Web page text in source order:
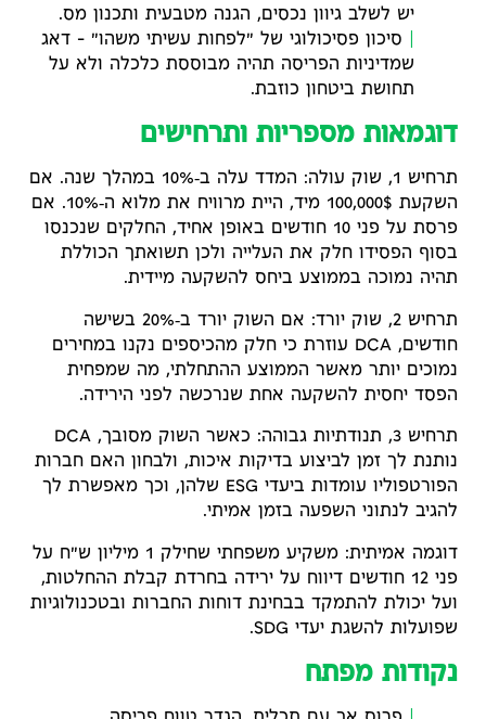
יש לשלב גיוון נכסים, הגנה מטבעית ותכנון מס.
סיכון פסיכולוגי של "לפחות עשיתי משהו" – דאג
שמדיניות הפריסה תהיה מבוססת כלכלה ולא על
תחושת ביטחון כוזבת.
דוגמאות מספריות ותרחישים
תרחיש 1, שוק עולה: המדד עלה ב‑10% במהלך שנה. אם
השקעת 100,000$ מיד, היית מרוויח את מלוא ה‑10%. אם
פרסת על פני 10 חודשים באופן אחיד, החלקים שנכנסו
בסוף הפסידו חלק את העלייה ולכן תשואתך הכוללת
תהיה נמוכה בממוצע ביחס להשקעה מיידית.
תרחיש 2, שוק יורד: אם השוק יורד ב‑20% בשישה
חודשים, DCA עוזרת כי חלק מהכיספים נקנו במחירים
נמוכים יותר מאשר הממוצע ההתחלתי, מה שמפחית
הפסד יחסית להשקעה אחת שנרכשה לפני הירידה.
תרחיש 3, תנודתיות גבוהה: כאשר השוק מסובך, DCA
נותנת לך זמן לביצוע בדיקות איכות, ולבחון האם חברות
הפורטפוליו עומדות ביעדי ESG שלהן, וכך מאפשרת לך
להגיב לנתוני השפעה בזמן אמיתי.
דוגמה אמיתית: משקיע משפחתי שחילק 1 מיליון ש"ח על
פני 12 חודשים דיווח על ירידה בחרדת קבלת ההחלטות,
ועל יכולת להתמקד בבחינת דוחות החברות ובטכנולוגיות
שפועלות להשגת יעדי SDG.
נקודות מפתח